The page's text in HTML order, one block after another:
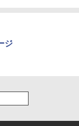
【新品】 劇場版
第一章 猗窩座再
本語・国内専用)
ライブ(CFI-ZDD1
ク)
限城編 第一章 猗
ジ